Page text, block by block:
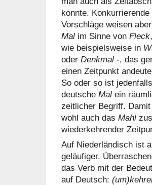
konnte. Konkurrierende
Vorschläge weisen
Mal im Sinne von Fleck,
wie beispielsweise in
oder Denkmal -, das
einen Zeitpunkt
So oder so ist
deutsche Mal ein
zeitlicher Begriff. Damit
wohl auch das Mahl
wiederkehrender
Auf Niederländisch ist
geläufiger.
das Verb mit der
auf Deutsch: